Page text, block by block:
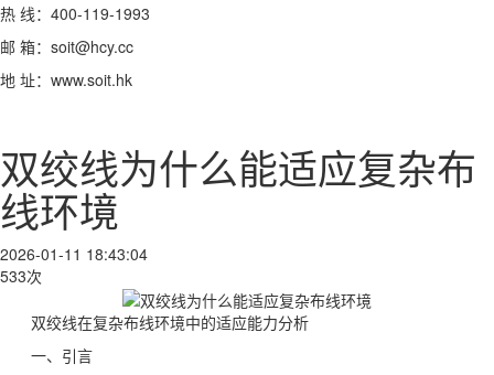
热 线：400-119-1993
邮 箱：soit@hcy.cc
地 址：www.soit.hk
双绞线为什么能适应复杂布
线环境
2026-01-11 18:43:04
533次
双绞线在复杂布线环境中的适应能力分析
一、引言